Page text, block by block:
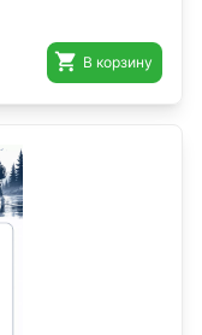
 В корзину